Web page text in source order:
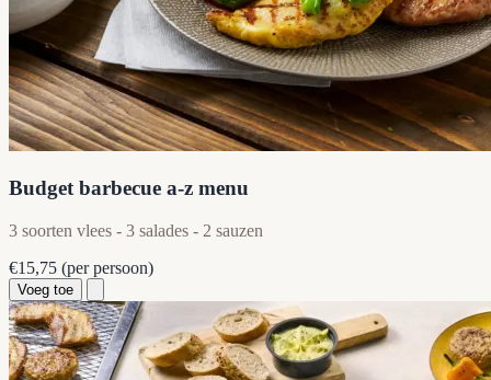
Budget barbecue a-z menu
3 soorten vlees - 3 salades - 2 sauzen
€15,75 (per persoon)
Voeg toe